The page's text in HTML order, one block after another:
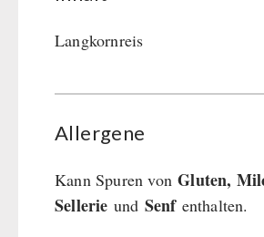
Langkornreis
Allergene
Kann Spuren vonGluten,
Sellerie und Senfenthalten.